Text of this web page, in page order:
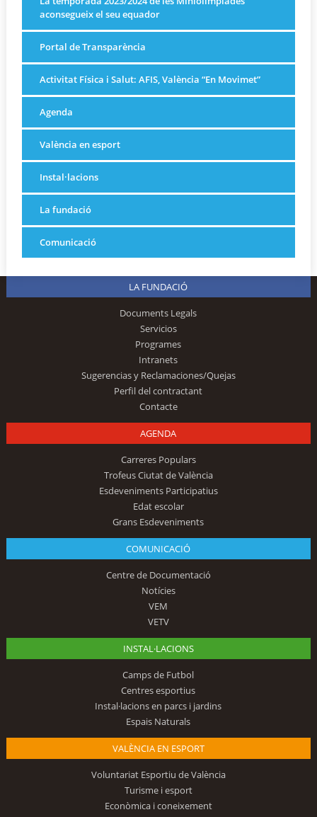
aconsegueix el seu equador
Portal de Transparència
Activitat Física i Salut: AFIS, València “En Movimet”
Agenda
València en esport
Instal·lacions
La fundació
Comunicació
LA FUNDACIÓ
Documents Legals
Servicios
Programes
Intranets
Sugerencias y Reclamaciones/Quejas
Perfil del contractant
Contacte
AGENDA
Carreres Populars
Trofeus Ciutat de València
Esdeveniments Participatius
Edat escolar
Grans Esdeveniments
COMUNICACIÓ
Centre de Documentació
Notícies
VEM
VETV
INSTAL·LACIONS
Camps de Futbol
Centres esportius
Instal·lacions en parcs i jardins
Espais Naturals
VALÈNCIA EN ESPORT
Voluntariat Esportiu de València
Turisme i esport
Econòmica i coneixement